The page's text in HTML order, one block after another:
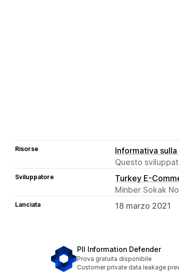
Risorse
Informativa
Questo
Sviluppatore
Turkey E-
Minber Sokak
Lanciata 18 marzo 2021
PII Information Defender
Prova gratuita disponibile
Customer private data leakage